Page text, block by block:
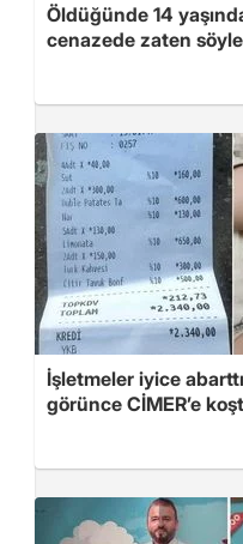
Öldüğünde 14
cenazede zaten
İşletmeler iyice
görünce CİMER’e